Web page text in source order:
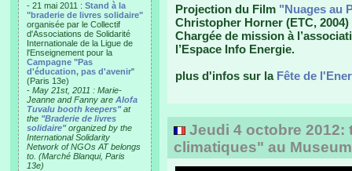
- 21 mai 2011 : Stand à la
"braderie de livres solidaire"
organisée par le Collectif
d'Associations de Solidarité
Internationale de la Ligue de
l'Enseignement pour la
Campagne "Pas
d'éducation, pas d'avenir"
(Paris 13e)
- May 21st, 2011 : Marie-
Jeanne and Fanny are Alofa
Tuvalu booth keepers"at
the "Braderie de livres
solidaire"organized by the
International Solidarity
Network of NGOs AT belongs
to. (Marché Blanqui, Paris
13e)
Projection du Film "Nuages au
Christopher Horner (ETC,
Chargée de mission à
l’Espace Info Energie.
plus d'infos sur la Fête de
Jeudi 4 octobre
climatiques" au